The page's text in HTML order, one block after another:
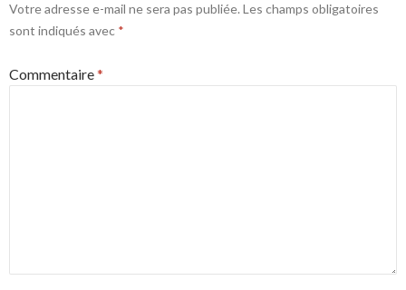
Votre adresse e-mail ne sera pas publiée. Les champs obligatoires
sont indiqués avec *
Commentaire*